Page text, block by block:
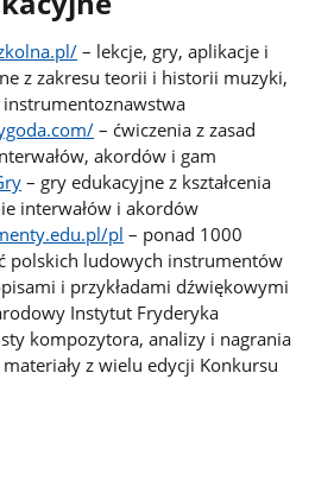
– lekcje, gry, aplikacje i
z zakresu teorii i historii muzyki,
– ćwiczenia z zasad
akordów i gam
– gry edukacyjne z kształcenia
interwałów i akordów
pl – ponad 1000
polskich ludowych instrumentów
i przykładami dźwiękowymi
Instytut Fryderyka
kompozytora, analizy i nagrania
z wielu edycji Konkursu